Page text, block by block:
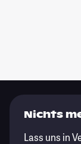
Nichts
Lass uns in